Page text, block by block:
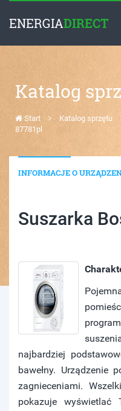
ENERGIADIRECT
Katalog
Start Katalog sprzętu
87781pl
INFORMACJE O
Suszarka
najbardziej
bawełny. Urządzenie
zagnieceniami.
pokazuje wyświetlać